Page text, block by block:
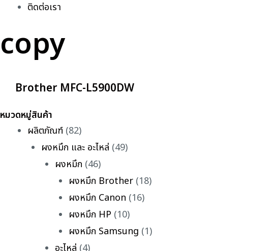
ติดต่อเรา
copy
Brother MFC-L5900DW
หมวดหมู่สินค้า
ผลิตภัณฑ์ (82)
ผงหมึก และ อะไหล่ (49)
ผงหมึก (46)
ผงหมึก Brother (18)
ผงหมึก Canon (16)
ผงหมึก HP (10)
ผงหมึก Samsung (1)
อะไหล่ (4)